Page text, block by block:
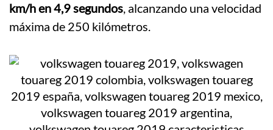
km/h en 4,9 segundos, alcanzando una velocidad
máxima de 250 kilómetros.